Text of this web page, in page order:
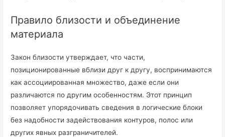
Правило близости и объединение
материала
Закон близости утверждает, что части,
позиционированные вблизи друг к другу, воспринимаются
как ассоциированная множество, даже если они
различаются по другим особенностям. Этот принцип
позволяет упорядочивать сведения в логические блоки
без надобности задействования контуров, полос или
других явных разграничителей.